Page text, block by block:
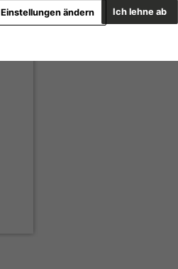
Ich lehne ab
Einstellungen ändern